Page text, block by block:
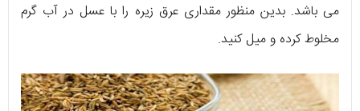
می باشد. بدین منظور مقداری عرق زیره را با عسل در آب گرم
مخلوط کرده و میل کنید.